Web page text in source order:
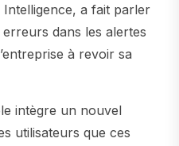
a fait parler
dans les alertes
à revoir sa
intègre un nouvel
utilisateurs que ces